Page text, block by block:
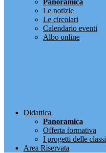
Panoramica
Le notizie
Le circolari
Calendario eventi
Albo online
Didattica
Panoramica
Offerta formativa
I progetti delle classi
Area Riservata